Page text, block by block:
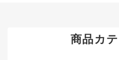
商品カ